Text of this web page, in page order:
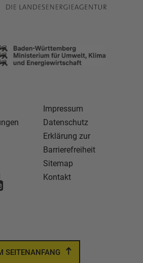
Impressum
Datenschutz
Erklärung zur
Barrierefreiheit
Sitemap
Kontakt
SEITENANFANG